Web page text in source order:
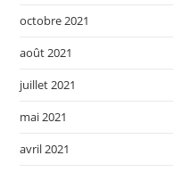
octobre 2021
août 2021
juillet 2021
mai 2021
avril 2021